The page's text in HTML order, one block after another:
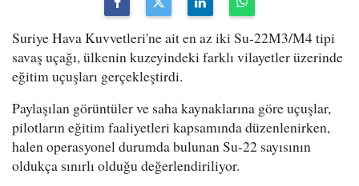
Suriye Hava Kuvvetleri'ne ait en az iki Su-22M3/M4 tipi
savaş uçağı, ülkenin kuzeyindeki farklı vilayetler üzerinde
eğitim uçuşları gerçekleştirdi.
Paylaşılan görüntüler ve saha kaynaklarına göre uçuşlar,
pilotların eğitim faaliyetleri kapsamında düzenlenirken,
halen operasyonel durumda bulunan Su-22 sayısının
oldukça sınırlı olduğu değerlendiriliyor.